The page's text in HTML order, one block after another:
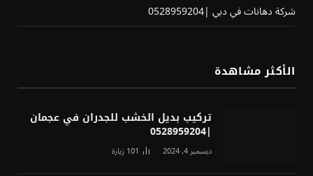
شركة دهانات في دبي |0528959204
الأكثر مشاهدة
تركيب بديل الخشب للجدران في عجمان
|0528959204
ديسمبر 4, 2024 101زيارة